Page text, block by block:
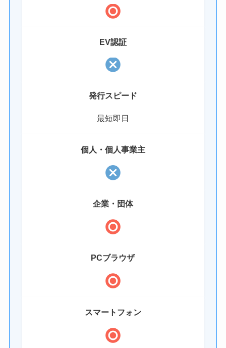
EV認証
発行スピード
最短即日
個人・個人事業主
企業・団体
PCブラウザ
スマートフォン